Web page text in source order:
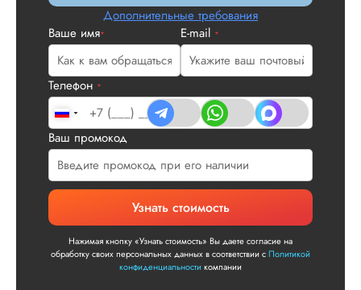
Дополнительные требования
Ваше имя* E-mail *
Телефон *
Ваш промокод
Узнать стоимость
Нажимая кнопку «Узнать стоимость» Вы даете согласие на
обработку своих персональных данных в соответствии сПолитикой
конфиденциальностикомпании
посмотрели, что
Читать полный
улыбкой! Спасибо.
Ответ от
Сергей
Вид работы:
Диссертация
Дата:2025-11-15